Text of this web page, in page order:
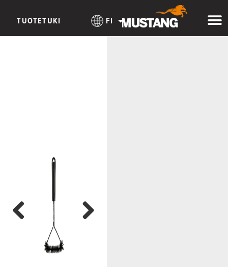
TUOTETUKI FI